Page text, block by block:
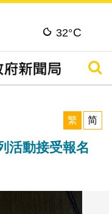
32°C
搜尋
繁
简
活動接受報名